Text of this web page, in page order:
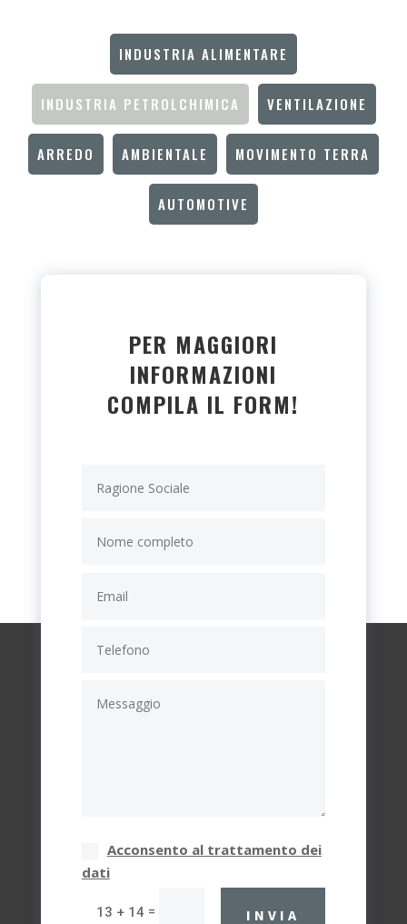
INDUSTRIA ALIMENTARE
INDUSTRIA PETROLCHIMICA VENTILAZIONE
ARREDO AMBIENTALE MOVIMENTO TERRA
AUTOMOTIVE
PER MAGGIORI
INFORMAZIONI
COMPILA IL FORM!
Acconsento al trattamento dei
dati
13 + 14 = INVIA